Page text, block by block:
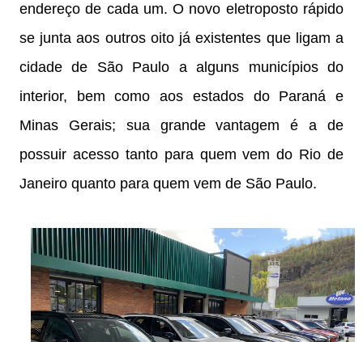
endereço de cada um. O novo eletroposto rápido
se junta aos outros oito já existentes que ligam a
cidade de São Paulo a alguns municípios do
interior, bem como aos estados do Paraná e
Minas Gerais; sua grande vantagem é a de
possuir acesso tanto para quem vem do Rio de
Janeiro quanto para quem vem de São Paulo.